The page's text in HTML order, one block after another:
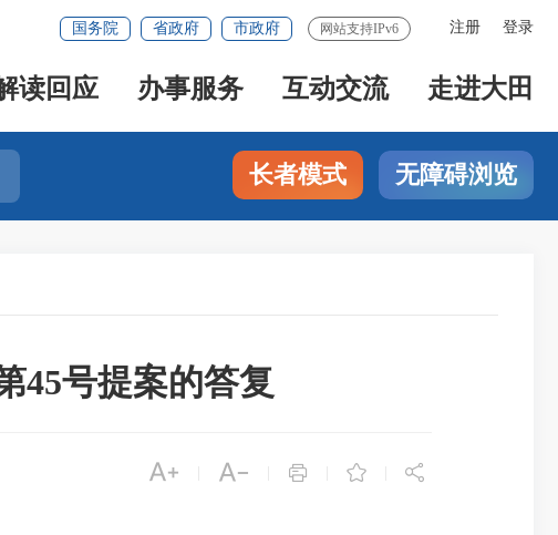
注册 登录
国务院 省政府 市政府 网站支持IPv6
读回应 办事服务 互动交流 走进大田
长者模式 无障碍浏览
45号提案的答复
    